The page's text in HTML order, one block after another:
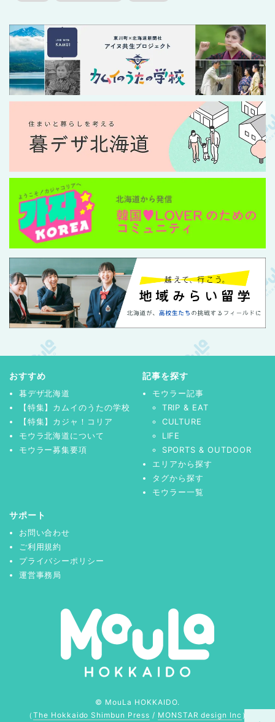
おすすめ
暮デザ北海道
【特集】カムイのうたの学校
【特集】カジャ！コリア
モウラ北海道について
モウラー募集要項
記事を探す
モウラー記事
TRIP & EAT
CULTURE
LIFE
SPORTS & OUTDOOR
エリアから探す
タグから探す
モウラー一覧
サポート
お問い合わせ
ご利用規約
プライバシーポリシー
運営事務局
© MouLa HOKKAIDO.
（ The Hokkaido Shimbun Press / MONSTAR design Inc ）